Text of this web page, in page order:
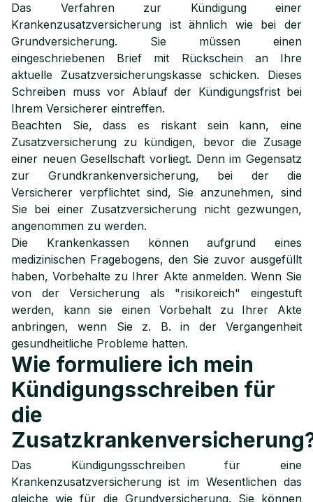
Das Verfahren zur Kündigung einer
Krankenzusatzversicherung ist ähnlich wie bei der
Grundversicherung. Sie müssen einen
eingeschriebenen Brief mit Rückschein an Ihre
aktuelle Zusatzversicherungskasse schicken. Dieses
Schreiben muss vor Ablauf der Kündigungsfrist bei
Ihrem Versicherer eintreffen.
Beachten Sie, dass es riskant sein kann, eine
Zusatzversicherung zu kündigen, bevor die Zusage
einer neuen Gesellschaft vorliegt. Denn im Gegensatz
zur Grundkrankenversicherung, bei der die
Versicherer verpflichtet sind, Sie anzunehmen, sind
Sie bei einer Zusatzversicherung nicht gezwungen,
angenommen zu werden.
Die Krankenkassen können aufgrund eines
medizinischen Fragebogens, den Sie zuvor ausgefüllt
haben, Vorbehalte zu Ihrer Akte anmelden. Wenn Sie
von der Versicherung als "risikoreich" eingestuft
werden, kann sie einen Vorbehalt zu Ihrer Akte
anbringen, wenn Sie z. B. in der Vergangenheit
gesundheitliche Probleme hatten.
Wie formuliere ich mein
Kündigungsschreiben für
die
Das Kündigungsschreiben für eine
Krankenzusatzversicherung ist im Wesentlichen das
gleiche wie für die Grundversicherung. Sie können